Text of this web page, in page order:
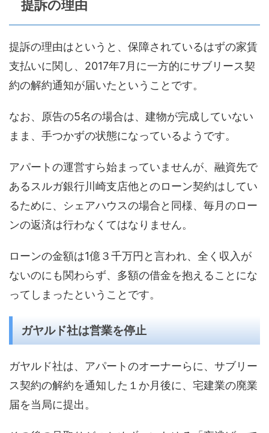
提訴の理由
提訴の理由はというと、保障されているはずの家賃
支払いに関し、2017年7月に一方的にサブリース契
約の解約通知が届いたということです。
なお、原告の5名の場合は、建物が完成していない
まま、手つかずの状態になっているようです。
アパートの運営すら始まっていませんが、融資先で
あるスルガ銀行川崎支店他とのローン契約はしてい
るために、シェアハウスの場合と同様、毎月のロー
ンの返済は行わなくてはなりません。
ローンの金額は1億３千万円と言われ、全く収入が
ないのにも関わらず、多額の借金を抱えることにな
ってしまったということです。
ガヤルド社は営業を停止
ガヤルド社は、アパートのオーナーらに、サブリー
ス契約の解約を通知した１か月後に、宅建業の廃業
届を当局に提出。